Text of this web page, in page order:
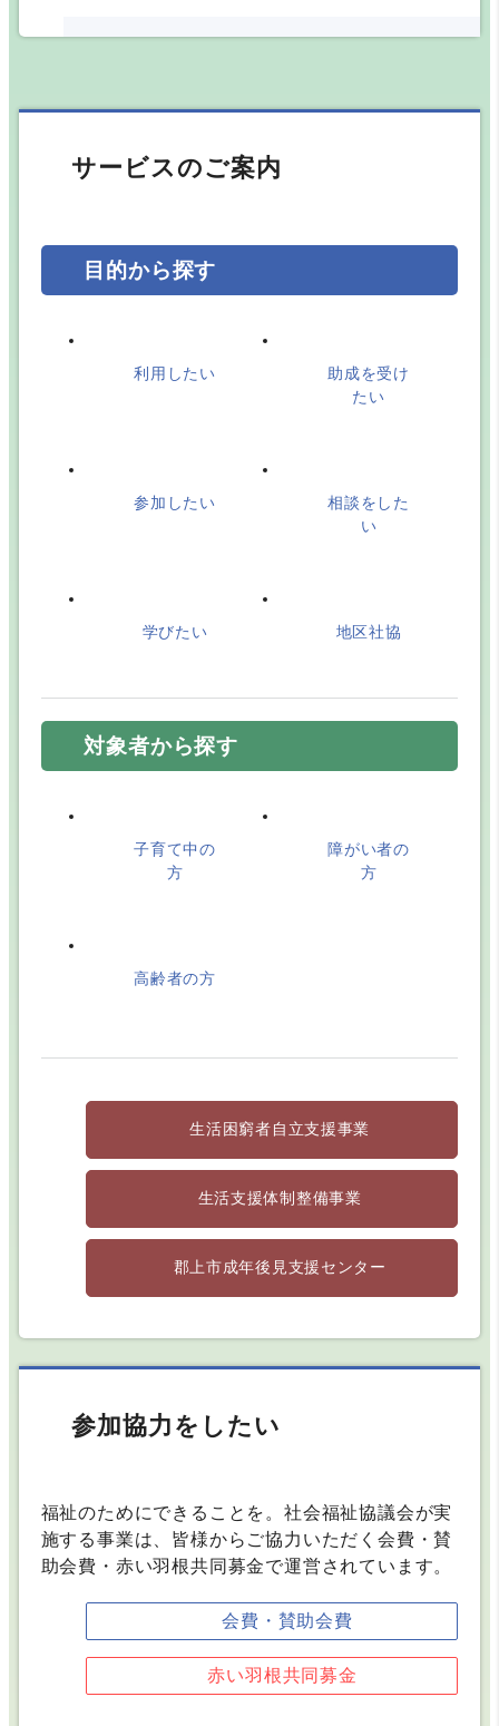
2026.07.01
2026.07.01
令和8年度「第1回食料支援キャンペーン」実施
のお知らせ･･･
サービスのご案内
目的から探す
利用したい
助成を受け
たい
参加したい
相談をした
い
学びたい 地区社協
対象者から探す
子育て中の
方
障がい者の
方
高齢者の方
生活困窮者自立支援事業
生活支援体制整備事業
郡上市成年後見支援センター
参加協力をしたい
福祉のためにできることを。社会福祉協議会が実
施する事業は、 皆様からご協力いただく会費・賛
助会費・赤い羽根共同募金で運営されています。
会費・賛助会費
赤い羽根共同募金